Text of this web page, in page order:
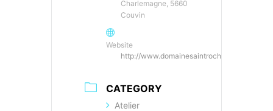
Charlemagne, 5660
Couvin
Website
http://www.domainesaintroch.be
CATEGORY
Atelier